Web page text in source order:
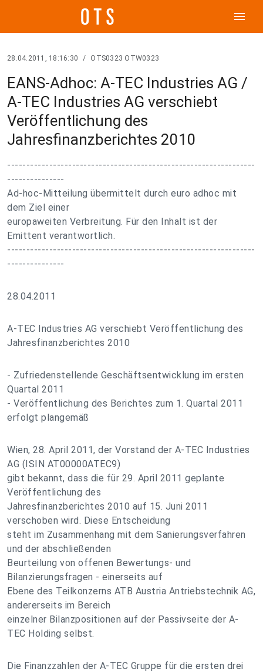
menu
28.04.2011, 18:16:30 / OTS0323 OTW0323
EANS-Adhoc: A-TEC Industries AG /
A-TEC Industries AG verschiebt
Veröffentlichung des
Jahresfinanzberichtes 2010
-----------------------------------------------------------------
---------------
Ad-hoc-Mitteilung übermittelt durch euro adhoc mit
dem Ziel einer
europaweiten Verbreitung. Für den Inhalt ist der
Emittent verantwortlich.
-----------------------------------------------------------------
---------------
28.04.2011
A-TEC Industries AG verschiebt Veröffentlichung des
Jahresfinanzberichtes 2010
- Zufriedenstellende Geschäftsentwicklung im ersten
Quartal 2011
- Veröffentlichung des Berichtes zum 1. Quartal 2011
erfolgt plangemäß
Wien, 28. April 2011, der Vorstand der A-TEC Industries
AG (ISIN AT00000ATEC9)
gibt bekannt, dass die für 29. April 2011 geplante
Veröffentlichung des
Jahresfinanzberichtes 2010 auf 15. Juni 2011
verschoben wird. Diese Entscheidung
steht im Zusammenhang mit dem Sanierungsverfahren
und der abschließenden
Beurteilung von offenen Bewertungs- und
Bilanzierungsfragen - einerseits auf
Ebene des Teilkonzerns ATB Austria Antriebstechnik AG,
andererseits im Bereich
einzelner Bilanzpositionen auf der Passivseite der A-
TEC Holding selbst.
Die Finanzzahlen der A-TEC Gruppe für die ersten drei